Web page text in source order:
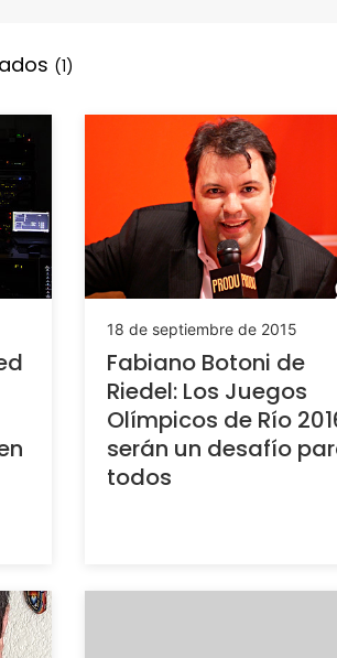
(1)
18 de septiembre de 2015
Fabiano Botoni de
Riedel: Los Juegos
Olímpicos de Río
serán un desafío
todos